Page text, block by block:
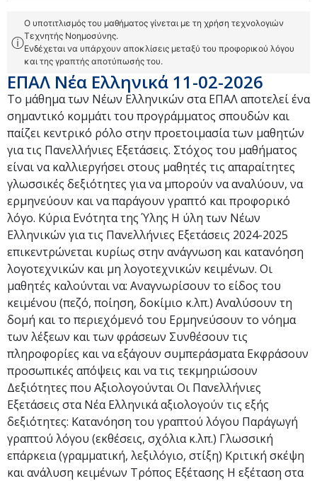
ⓘ
Ο υποτιτλισμός του μαθήματος γίνεται με τη χρήση τεχνολογιών
Τεχνητής Νοημοσύνης.
Ενδέχεται να υπάρχουν αποκλίσεις μεταξύ του προφορικού λόγου
και της γραπτής αποτύπωσής του.
ΕΠΑΛ Νέα Ελληνικά 11-02-2026
Το μάθημα των Νέων Ελληνικών στα ΕΠΑΛ αποτελεί ένα
σημαντικό κομμάτι του προγράμματος σπουδών και
παίζει κεντρικό ρόλο στην προετοιμασία των μαθητών
για τις Πανελλήνιες Εξετάσεις. Στόχος του μαθήματος
είναι να καλλιεργήσει στους μαθητές τις απαραίτητες
γλωσσικές δεξιότητες για να μπορούν να αναλύουν, να
ερμηνεύουν και να παράγουν γραπτό και προφορικό
λόγο. Κύρια Ενότητα της Ύλης Η ύλη των Νέων
Ελληνικών για τις Πανελλήνιες Εξετάσεις 2024-2025
επικεντρώνεται κυρίως στην ανάγνωση και κατανόηση
λογοτεχνικών και μη λογοτεχνικών κειμένων. Οι
μαθητές καλούνται να: Αναγνωρίσουν το είδος του
κειμένου (πεζό, ποίηση, δοκίμιο κ.λπ.) Αναλύσουν τη
δομή και το περιεχόμενό του Ερμηνεύσουν το νόημα
των λέξεων και των φράσεων Συνθέσουν τις
πληροφορίες και να εξάγουν συμπεράσματα Εκφράσουν
προσωπικές απόψεις και να τις τεκμηριώσουν
Δεξιότητες που Αξιολογούνται Οι Πανελλήνιες
Εξετάσεις στα Νέα Ελληνικά αξιολογούν τις εξής
δεξιότητες: Κατανόηση του γραπτού λόγου Παράγωγή
γραπτού λόγου (εκθέσεις, σχόλια κ.λπ.) Γλωσσική
επάρκεια (γραμματική, λεξιλόγιο, στίξη) Κριτική σκέψη
και ανάλυση κειμένων Τρόπος Εξέτασης Η εξέταση στα